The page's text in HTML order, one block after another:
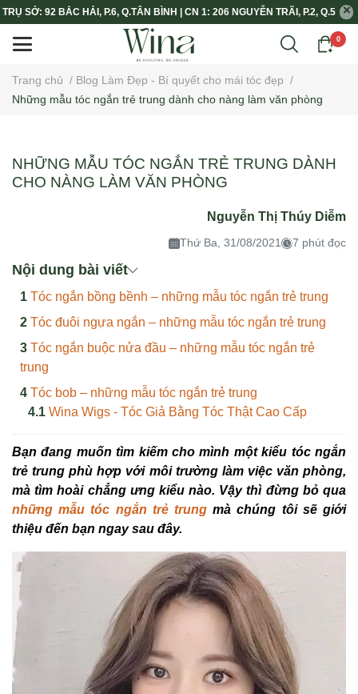
TRỤ SỞ: 92 BẮC HẢI, P.6, Q.TÂN BÌNH | CN 1: 206 NGUYỄN TRÃI, P.2, Q.5
0
Trang chủ / Blog Làm Đẹp - Bí quyết cho mái tóc đẹp /
Những mẫu tóc ngắn trẻ trung dành cho nàng làm văn phòng
NHỮNG MẪU TÓC NGẮN TRẺ TRUNG DÀNH
CHO NÀNG LÀM VĂN PHÒNG
Nguyễn Thị Thúy Diễm
Thứ Ba, 31/08/2021 7 phút đọc
Nội dung bài viết
Tóc ngắn bồng bềnh – những mẫu tóc ngắn trẻ trung
Tóc đuôi ngựa ngắn – những mẫu tóc ngắn trẻ trung
Tóc ngắn buộc nửa đầu – những mẫu tóc ngắn trẻ
trung
Tóc bob – những mẫu tóc ngắn trẻ trung
Wina Wigs - Tóc Giả Bằng Tóc Thật Cao Cấp
Bạn đang muốn tìm kiếm cho mình một kiểu tóc ngắn
trẻ trung phù hợp với môi trường làm việc văn phòng,
mà tìm hoài chẳng ưng kiểu nào. Vậy thì đừng bỏ qua
những mẫu tóc ngắn trẻ trung mà chúng tôi sẽ giới
thiệu đến bạn ngay sau đây.